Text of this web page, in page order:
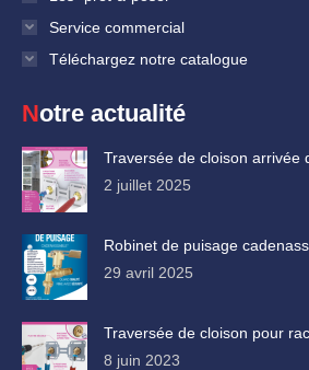
Service commercial
Téléchargez notre catalogue
Notre actualité
Traversée de cloison arrivée
2 juillet 2025
Robinet de puisage
29 avril 2025
Traversée de cloison pour
8 juin 2023